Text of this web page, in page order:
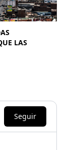
LAS
Seguir